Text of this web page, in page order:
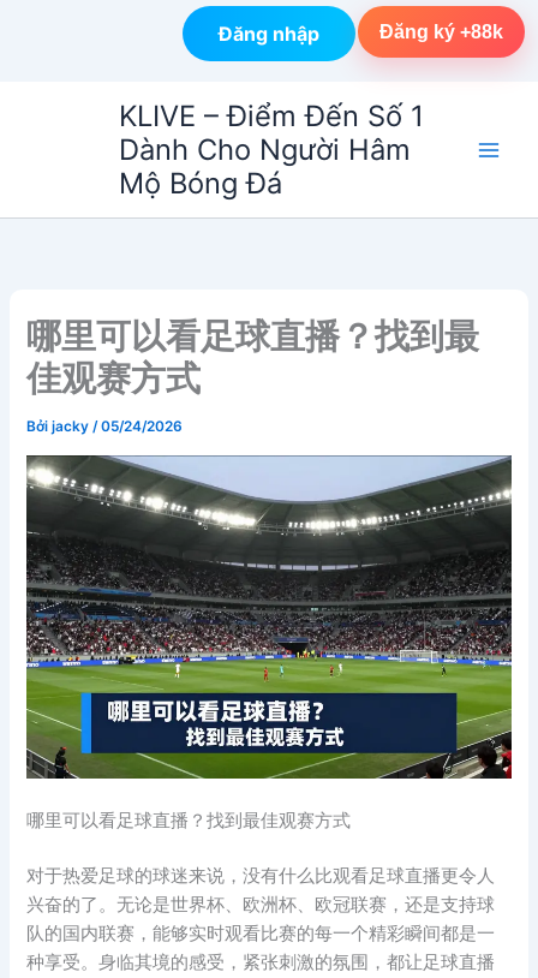
Đăng nhập Đăng ký +88k
KLIVE – Điểm Đến Số 1
Dành Cho Người Hâm
Mộ Bóng Đá
哪里可以看足球直播？找到最
佳观赛方式
Bởijacky/05/24/2026
哪里可以看足球直播？找到最佳观赛方式
对于热爱足球的球迷来说，没有什么比观看足球直播更令人
兴奋的了。无论是世界杯、欧洲杯、欧冠联赛，还是支持球
队的国内联赛，能够实时观看比赛的每一个精彩瞬间都是一
种享受。身临其境的感受，紧张刺激的氛围，都让足球直播